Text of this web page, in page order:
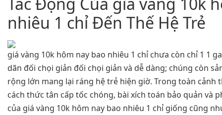
nhiêu 1 chỉ Đến Thế Hệ Trẻ
giá vàng 10k hôm nay bao nhiêu 1 chỉ chưa còn chỉ 1 1
dãn đối chọi giản đối chọi giản và dễ dàng; chúng còn
rộng lớn mang lại ráng hệ trẻ hiện giờ. Trong toàn cảnh
cách thức tân cấp tốc chóng, bài xích toán bảo quản và
của giá vàng 10k hôm nay bao nhiêu 1 chỉ giống cũng